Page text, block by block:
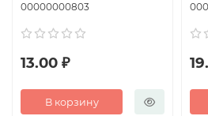
00000000803
13.00 ₽
В корзину